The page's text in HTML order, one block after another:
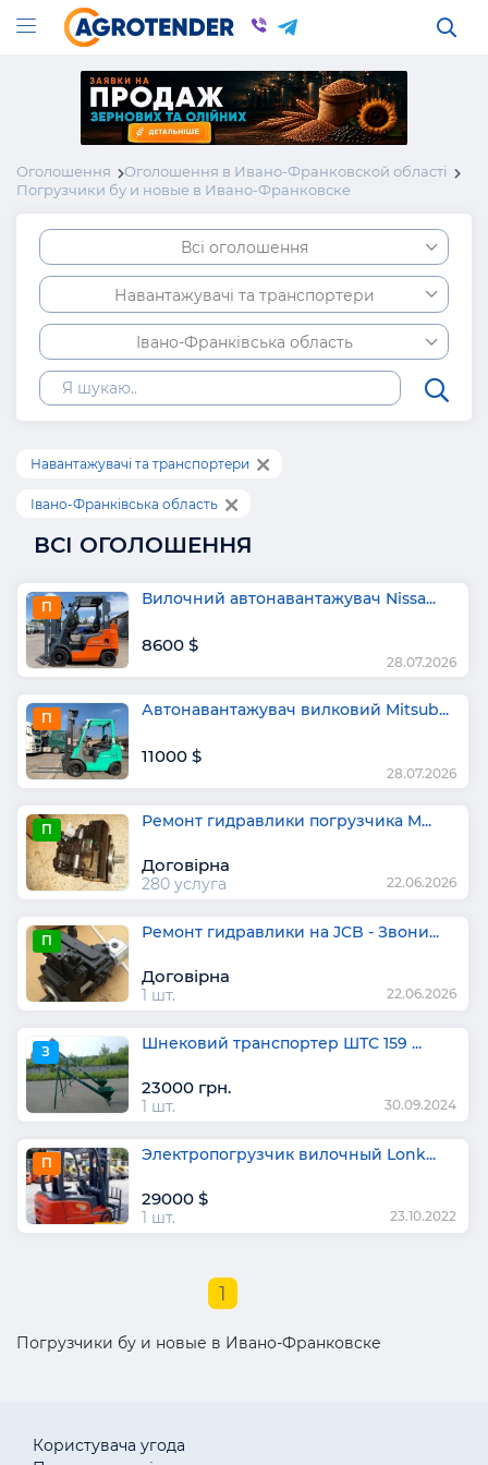
Оголошення
Оголошення в Ивано-Франковской області
Погрузчики бу и новые в Ивано-Франковске
Всі оголошення
Навантажувачі та транспортери
Івано-Франківська область
Навантажувачі та транспортери
Івано-Франківська область
ВСІ ОГОЛОШЕННЯ
П Вилочний автонавантажувач Nissa...
8600 $
28.07.2026
П Автонавантажувач вилковий Mitsub...
11000 $
28.07.2026
П Ремонт гидравлики погрузчика M...
Договірна
280 услуга 22.06.2026
П Ремонт гидравлики на JCB - Звони...
Договірна
1 шт. 22.06.2026
З Шнековий транспортер ШТС 159 ...
23000 грн.
1 шт. 30.09.2024
П Электропогрузчик вилочный Lonk...
29000 $
1 шт. 23.10.2022
1
Погрузчики бу и новые в Ивано-Франковске
Користувача угода